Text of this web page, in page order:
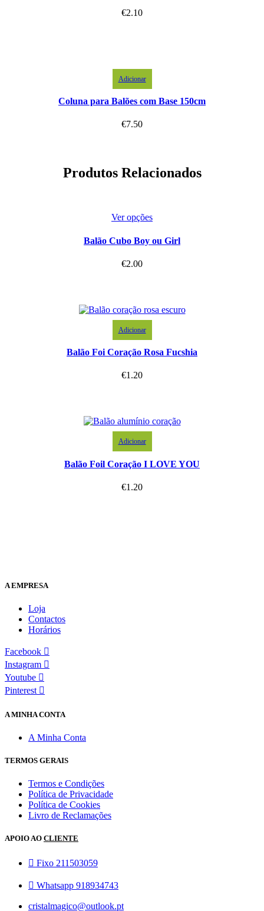
€2.10
Adicionar
Coluna para Balões com Base 150cm
€7.50
Produtos Relacionados
Ver opções
Balão Cubo Boy ou Girl
€2.00
Adicionar
Balão Foi Coração Rosa Fucshia
€1.20
Adicionar
Balão Foil Coração I LOVE YOU
€1.20
A EMPRESA
Loja
Contactos
Horários
Facebook
Instagram
Youtube
Pinterest
A MINHA CONTA
A Minha Conta
TERMOS GERAIS
Termos e Condições
Política de Privacidade
Política de Cookies
Livro de Reclamações
APOIO AO CLIENTE
Fixo 211503059
Whatsapp 918934743
cristalmagico@outlook.pt